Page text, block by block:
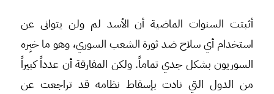
أثبتت السنوات الماضية أن الأسد لم ولن يتوانى عن
استخدام أي سلاح ضد ثورة الشعب السوري، وهو ما خبِره
السوريون بشكل جدي تماماً. ولكن المفارقة أن عدداً كبيراً
من الدول التي نادت بإسقاط نظامه قد تراجعت عن